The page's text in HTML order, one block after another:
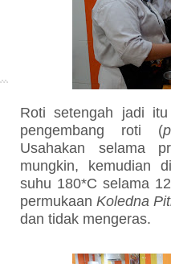
Roti setengah jadi
pengembang roti (
Usahakan selama
mungkin, kemudian
suhu 180*C selama
permukaanKoledna
dan tidak mengeras.